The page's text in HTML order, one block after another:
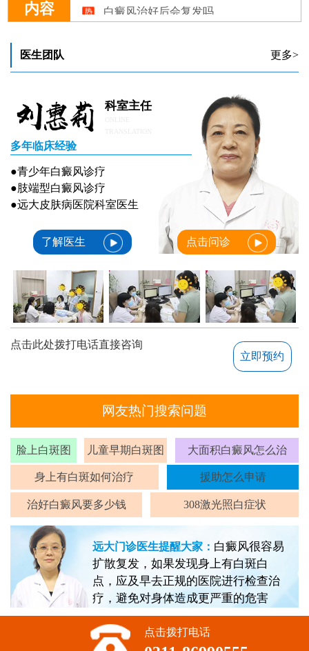
内容
白癜风治疗费用与哪些方面有关？
医生团队 更多>
科室主任
多年临床经验
●青少年白癜风诊疗
●肢端型白癜风诊疗
●远大皮肤病医院科室医生
了解医生 点击问诊
点击此处拨打电话直接咨询
立即预约
网友热门搜索问题
脸上白斑图 儿童早期白斑图 大面积白癜风怎么治
身上有白斑如何治疗 援助怎么申请
治好白癜风要多少钱 308激光照白症状
远大门诊医生提醒大家： 白癜风很容易
扩散复发，如果发现身上有白斑白
点，应及早去正规的医院进行检查治
疗，避免对身体造成更严重的危害
点击拨打电话